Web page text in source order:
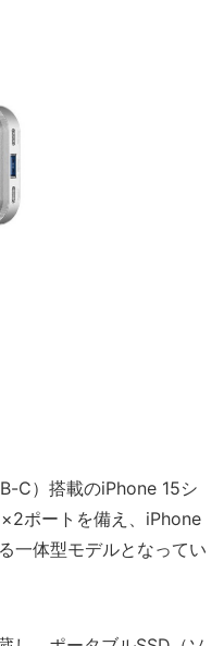
C）搭載のiPhone 15シ
ポートを備え、iPhone
一体型モデルとなってい